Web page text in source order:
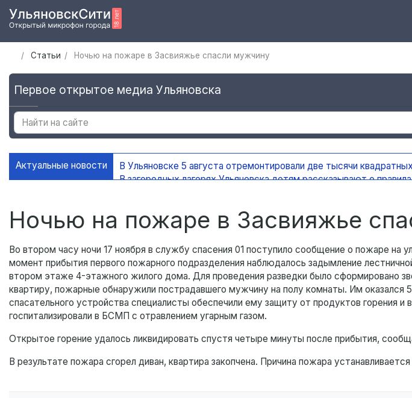
Статьи Ночью на пожаре в Засвияжье спасли мужчину
Первое открытое медиа Ульяновска
Актуальные новости В Ульяновске 5 августа отремонтировали две тысячи
В загородных лагерях Ульяновска детям рассказывают о
Ночью на пожаре в Засвияжье
Во втором часу ночи 17 ноября в службу спасения 01 поступило сообщение о пожаре на
момент прибытия первого пожарного подразделения наблюдалось задымление
втором этаже 4-этажного жилого дома. Для проведения разведки было сформировано
квартиру, пожарные обнаружили пострадавшего мужчину на полу комнаты. Им
спасательного устройства специалисты обеспечили ему защиту от продуктов горения
госпитализировали в БСМП с отравлением угарным газом.
Открытое горение удалось ликвидировать спустя четыре минуты после прибытия,
В результате пожара сгорел диван, квартира закопчена. Причина пожара